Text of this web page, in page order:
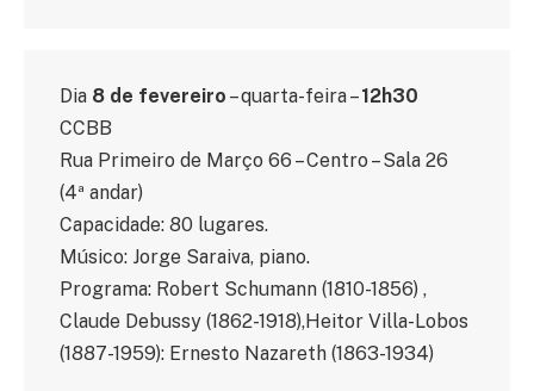
Dia 8 de fevereiro – quarta-feira –12h30
CCBB
Rua Primeiro de Março 66 – Centro – Sala 26
(4ª andar)
Capacidade: 80 lugares.
Músico: Jorge Saraiva, piano.
Programa: Robert Schumann (1810-1856) ,
Claude Debussy (1862-1918),Heitor Villa-Lobos
(1887-1959): Ernesto Nazareth (1863-1934)